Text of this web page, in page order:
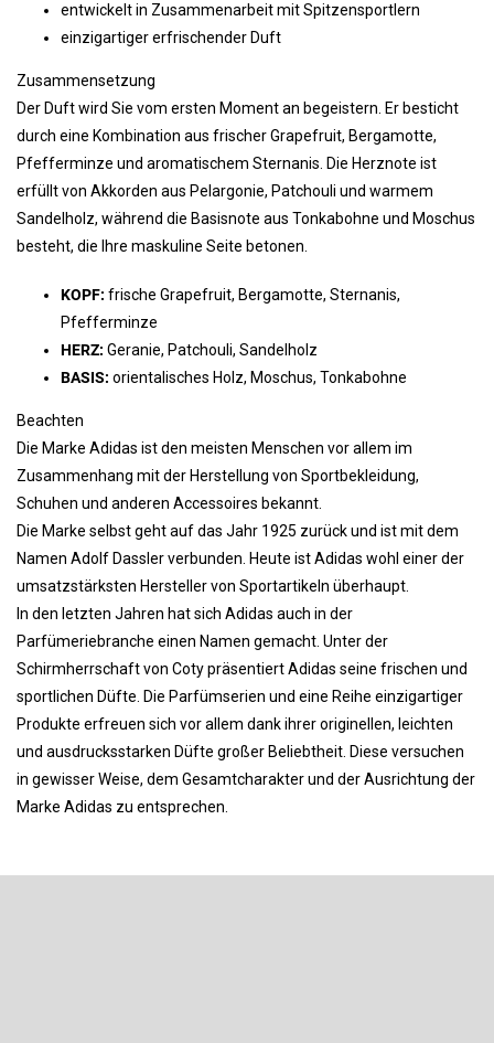
entwickelt in Zusammenarbeit mit Spitzensportlern
einzigartiger erfrischender Duft
Zusammensetzung
Der Duft wird Sie vom ersten Moment an begeistern. Er besticht
durch eine Kombination aus frischer Grapefruit, Bergamotte,
Pfefferminze und aromatischem Sternanis. Die Herznote ist
erfüllt von Akkorden aus Pelargonie, Patchouli und warmem
Sandelholz, während die Basisnote aus Tonkabohne und Moschus
besteht, die Ihre maskuline Seite betonen.
KOPF: frische Grapefruit, Bergamotte, Sternanis,
Pfefferminze
HERZ: Geranie, Patchouli, Sandelholz
BASIS: orientalisches Holz, Moschus, Tonkabohne
Beachten
Die Marke Adidas ist den meisten Menschen vor allem im
Zusammenhang mit der Herstellung von Sportbekleidung,
Schuhen und anderen Accessoires bekannt.
Die Marke selbst geht auf das Jahr 1925 zurück und ist mit dem
Namen Adolf Dassler verbunden. Heute ist Adidas wohl einer der
umsatzstärksten Hersteller von Sportartikeln überhaupt.
In den letzten Jahren hat sich Adidas auch in der
Parfümeriebranche einen Namen gemacht. Unter der
Schirmherrschaft von Coty präsentiert Adidas seine frischen und
sportlichen Düfte. Die Parfümserien und eine Reihe einzigartiger
Produkte erfreuen sich vor allem dank ihrer originellen, leichten
und ausdrucksstarken Düfte großer Beliebtheit. Diese versuchen
in gewisser Weise, dem Gesamtcharakter und der Ausrichtung der
Marke Adidas zu entsprechen.